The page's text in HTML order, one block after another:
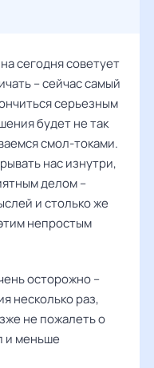
сегодня советует
– сейчас самый
серьезным
будет не так
смол-токами.
нас изнутри,
делом –
и столько же
непростым
осторожно –
несколько раз,
не пожалеть о
и меньше